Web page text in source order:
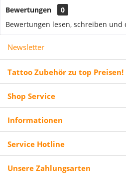
Bewertungen
0
Bewertungen lesen, schreiben und
Newsletter
Tattoo Zubehör zu top Preisen!
Shop Service
Informationen
Service Hotline
Unsere Zahlungsarten